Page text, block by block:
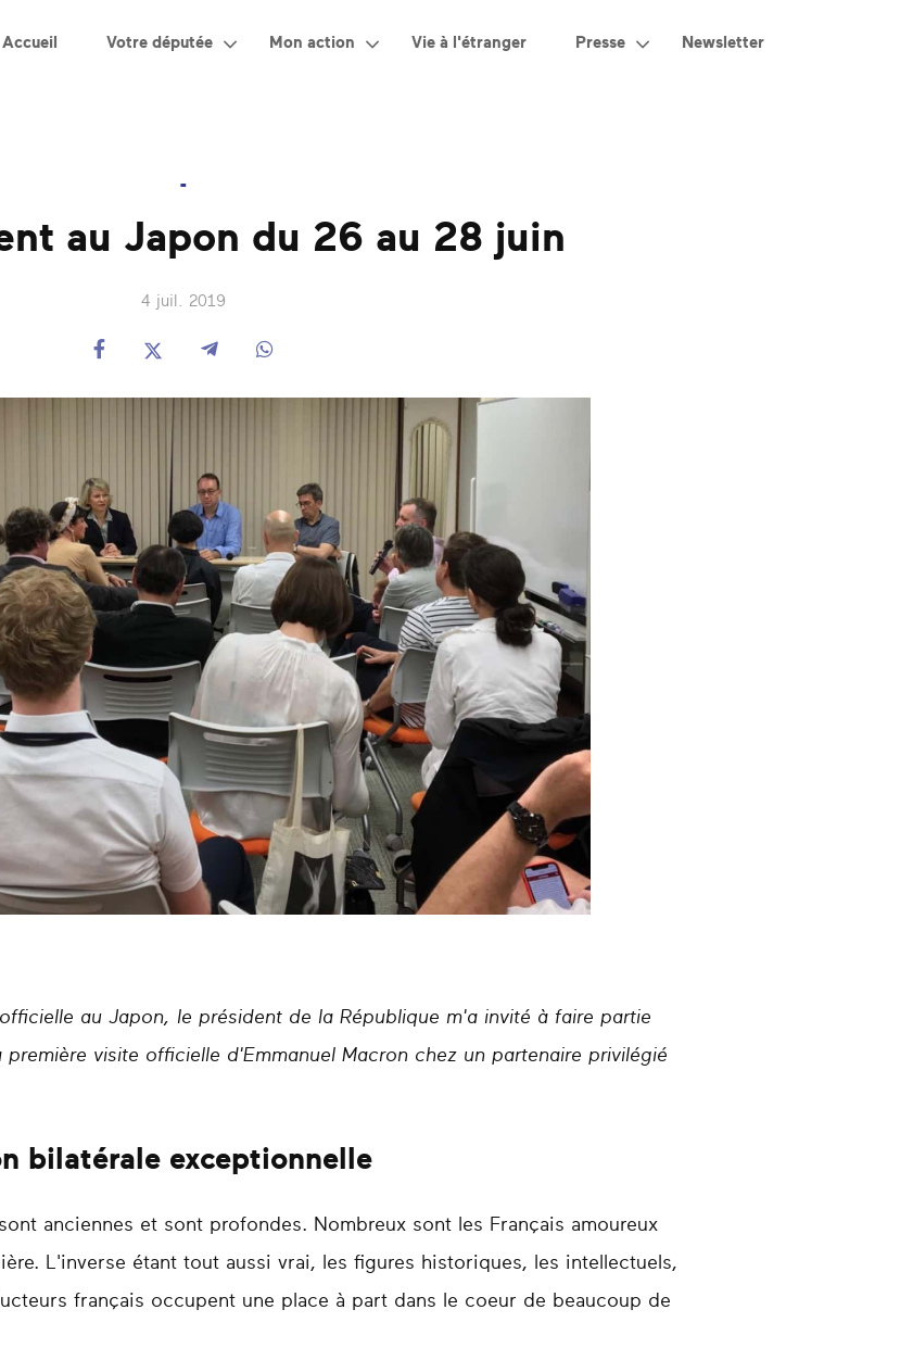
Accueil Votre députée Mon action Vie à l'étranger Presse Newsletter
-
au Japon du 26 au 28 juin
4 juil. 2019
au Japon, le président de la République m'a invité à faire partie
visite officielle d'Emmanuel Macron chez un partenaire privilégié
bilatérale exceptionnelle
anciennes et sont profondes. Nombreux sont les Français amoureux
L'inverse étant tout aussi vrai, les figures historiques, les intellectuels,
français occupent une place à part dans le coeur de beaucoup de